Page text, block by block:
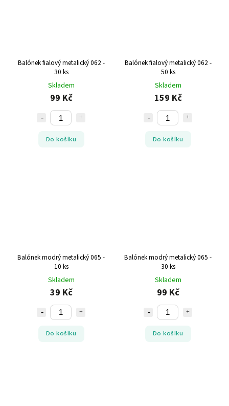
Balónek fialový metalický 062 -
30 ks
Skladem
99 Kč
Do košíku
Balónek fialový metalický 062 -
50 ks
Skladem
159 Kč
Do košíku
Balónek modrý metalický 065 -
10 ks
Skladem
39 Kč
Do košíku
Balónek modrý metalický 065 -
30 ks
Skladem
99 Kč
Do košíku